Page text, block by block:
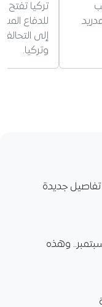
تركيا تفتح
للدفاع
إلى
وتركيا.
جديدة
الدخول المدرسي إلى 21 سبتمبر.. وهذه